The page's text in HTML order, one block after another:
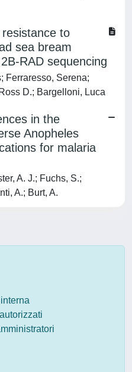
to
sea bream
RAD sequencing
Ferraresso, Serena;
D.; Bargelloni, Luca
in the
Anopheles
for malaria
A. J.; Fuchs, S.;
A.; Burt, A.